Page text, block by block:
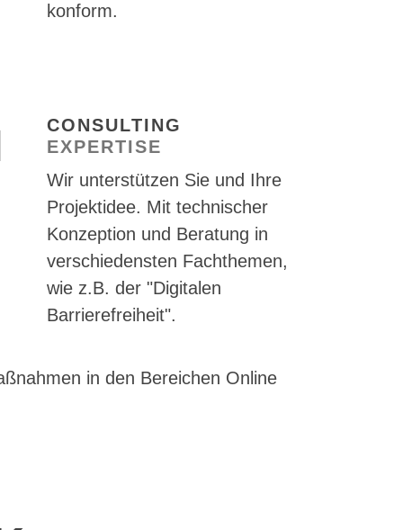
konform.
CONSULTING
EXPERTISE
Wir unterstützen Sie und Ihre
Projektidee. Mit technischer
Konzeption und Beratung in
verschiedensten Fachthemen,
wie z.B. der "Digitalen
Barrierefreiheit".
in den Bereichen Online